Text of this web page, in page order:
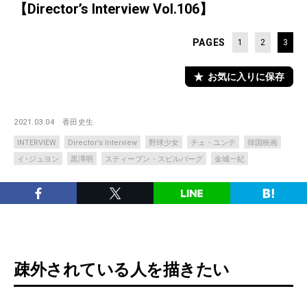
【Director’s Interview Vol.106】
PAGES 1 2 3
お気に入りに保存
2021.03.04 香田史生
INTERVIEW Director’s Interview 野球少女 チェ・ユンテ
韓国映画
イ･ジュヨン
黒澤明 スティーブン・スピルバーグ 金城一紀
疎外されている人を描きたい